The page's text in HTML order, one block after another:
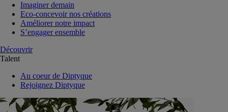
Imaginer demain
Eco-concevoir nos créations
Améliorer notre impact
S’engager ensemble
Découvrir
Talent
Au coeur de Diptyque
Rejoignez Diptyque